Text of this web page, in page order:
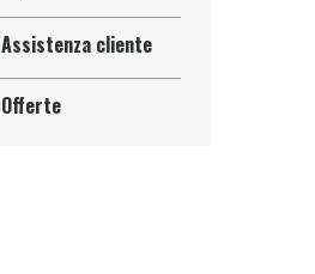
Assistenza cliente
Offerte